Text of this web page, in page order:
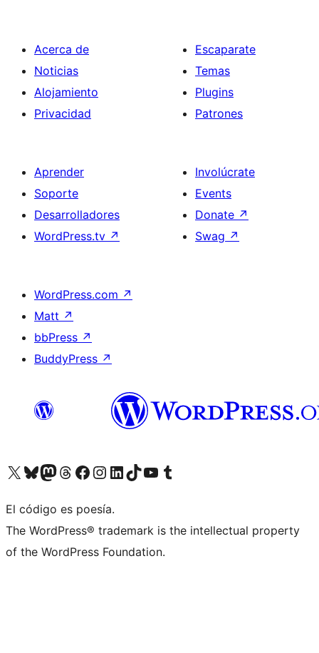
Acerca de
Noticias
Alojamiento
Privacidad
Escaparate
Temas
Plugins
Patrones
Aprender
Soporte
Desarrolladores
WordPress.tv ↗
Involúcrate
Events
Donate ↗
Swag ↗
WordPress.com ↗
Matt ↗
bbPress ↗
BuddyPress ↗
Visit our X (formerly Twitter) account
Visit our Bluesky account
Visit our Mastodon account
Visit our Threads account
Visita nuestra página de Facebook
Visita nuestra cuenta de Instagram
Visita nuestra cuenta de LinkedIn
Visit our TikTok account
Visita nuestro canal de YouTube
Visit our Tumblr account
El código es poesía.
The WordPress® trademark is the intellectual property
of the WordPress Foundation.